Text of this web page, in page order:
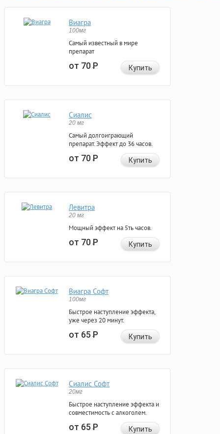
Виагра
100мг
Самый известный в мире
препарат
от 70Р Купить
Сиалис
20 мг
Самый долгоиграющий
препарат. Эффект до 36 часов.
от 70Р Купить
Левитра
20 мг
Мощный эффект на 5ть часов.
от 70Р Купить
Виагра Софт
100мг
Быстрое наступление эффекта,
уже через 20 минут.
от 65Р Купить
Сиалис Софт
20мг
Быстрое наступление эффекта и
совместимость с алкоголем.
от 65Р Купить